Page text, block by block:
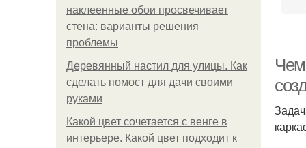
наклеенные обои просвечивает
стена: варианты решения
проблемы
Деревянный настил для улицы. Как
сделать помост для дачи своими
руками
Какой цвет сочетается с венге в
интерьере. Какой цвет подходит к